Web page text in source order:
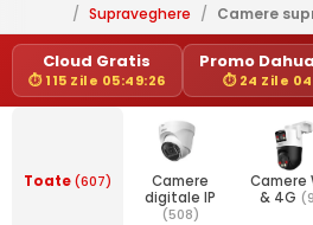
/ Supraveghere / Camere
Cloud Gratis
⏱ 115 Zile 05:49:26
Promo
⏱ 24 Zile
Toate(607)
Camere
digitale IP
(508)
Camere
& 4G